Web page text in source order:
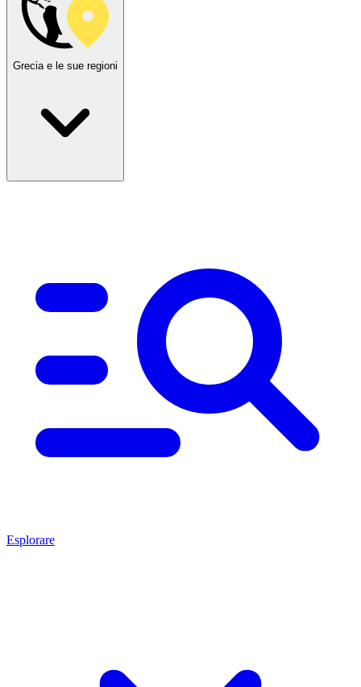
Grecia e le sue regioni
Esplorare